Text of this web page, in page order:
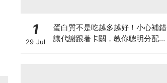
1
29 Jul
蛋白質不是吃越多越好！小心補錯
讓代謝跟著卡關，教你聰明分配三